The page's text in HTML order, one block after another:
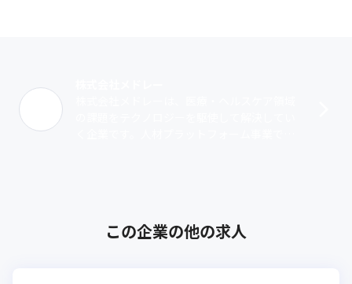
この企業の他の求人